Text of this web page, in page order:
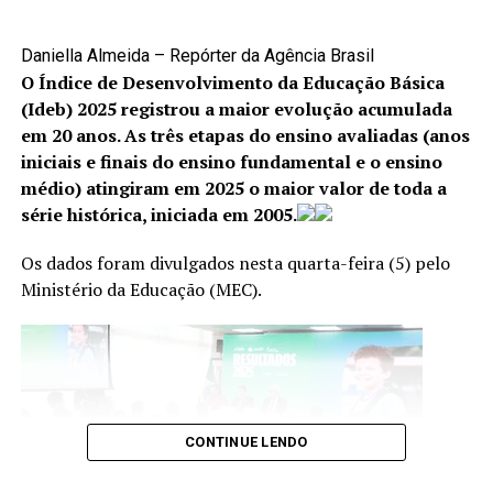
TÓPICOS RELACIONADOS:
Reforma tributária começa fase de transição com
testes de novos impostos em 2026
UM PEDÁGIO PARA VISITAR O PARQUE NACIONAL SERRA
DA CAPIVARA
canais disponíveis são:
Cisdeca – Disque 125: atendimento gratuito, de
segunda a sexta-feira, das 8h às 18h, com
atendimento 24 horas aos finais de semana e
feriados;
Disque 100: atendimento gratuito, 24 horas por dia,
Centro Integrado 18 de Maio: (61) 2244-1512 e
Daniella Almeida – Repórter da Agência Brasil
O Índice de Desenvolvimento da Educação Básica
(Ideb) 2025 registrou a maior evolução acumulada
em 20 anos. As três etapas do ensino avaliadas (anos
iniciais e finais do ensino fundamental e o ensino
médio) atingiram em 2025 o maior valor de toda a
série histórica, iniciada em 2005.
Os dados foram divulgados nesta quarta-feira (5) pelo
Ministério da Educação (MEC).
CONTINUE LENDO